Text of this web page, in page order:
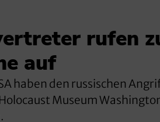
rufen
auf
haben den russischen
Museum